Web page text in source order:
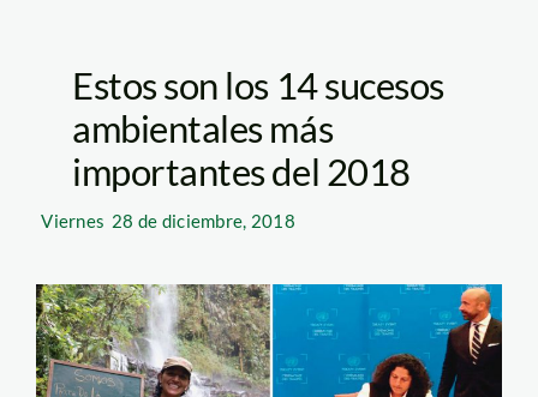
Estos son los 14 sucesos
ambientales más
importantes del 2018
Viernes 28 de diciembre, 2018